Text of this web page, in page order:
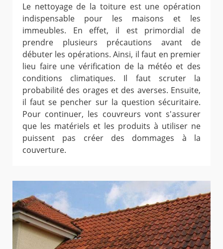
Le nettoyage de la toiture est une opération
indispensable pour les maisons et les
immeubles. En effet, il est primordial de
prendre plusieurs précautions avant de
débuter les opérations. Ainsi, il faut en premier
lieu faire une vérification de la météo et des
conditions climatiques. Il faut scruter la
probabilité des orages et des averses. Ensuite,
il faut se pencher sur la question sécuritaire.
Pour continuer, les couvreurs vont s'assurer
que les matériels et les produits à utiliser ne
puissent pas créer des dommages à la
couverture.